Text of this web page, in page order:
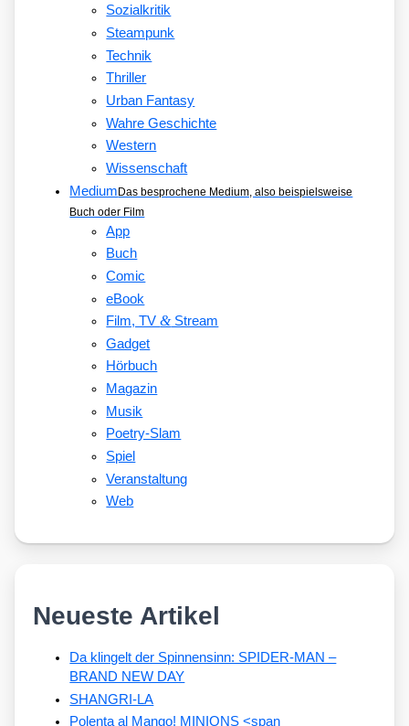
Sozialkritik
Steampunk
Technik
Thriller
Urban Fantasy
Wahre Geschichte
Western
Wissenschaft
MediumDas besprochene Medium, also beispielsweise
Buch oder Film
App
Buch
Comic
eBook
Film, TV&Stream
Gadget
Hörbuch
Magazin
Musik
Poetry-Slam
Spiel
Veranstaltung
Web
Neueste Artikel
Da klingelt der Spinnensinn: SPIDER-MAN –
BRAND NEW DAY
SHANGRI-LA
Polenta al Mango! MINIONS <span